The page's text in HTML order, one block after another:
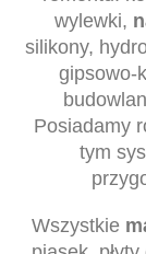
wylewki,
silikony,
gipsowo-
Posiadamy
tym
Wszystkie
piasek,